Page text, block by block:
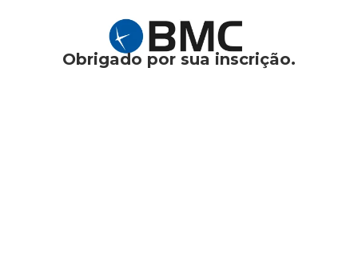
Obrigado por sua inscrição.